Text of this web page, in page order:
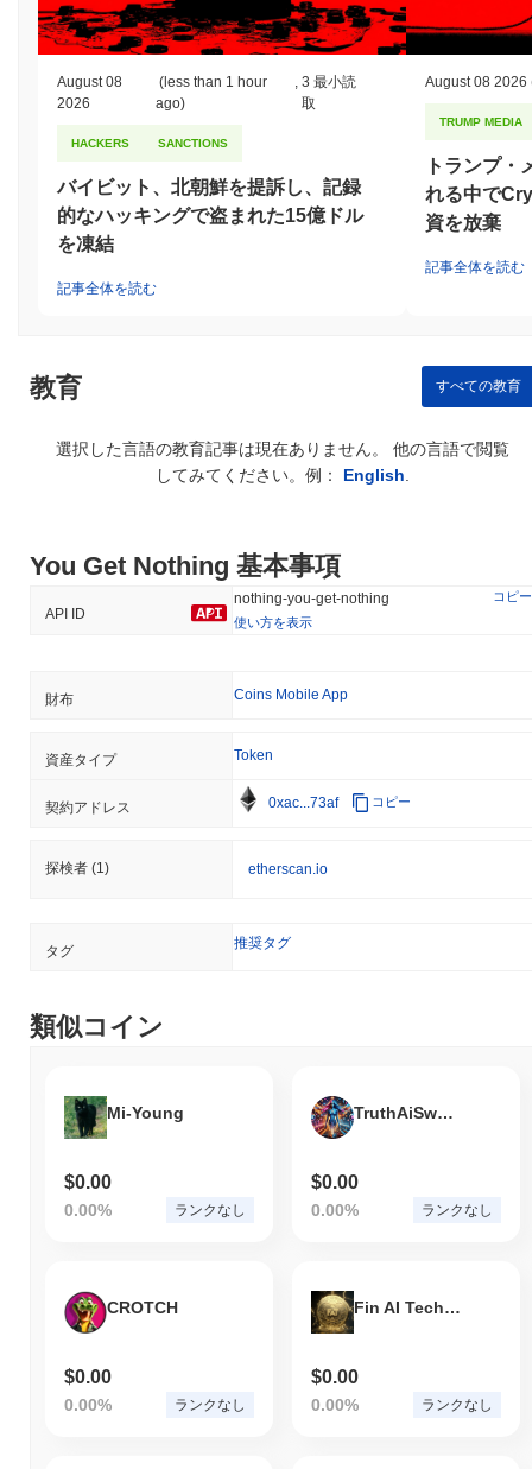
August 08
2026
(less than 1 hour
ago)
,3 最小読
取
HACKERS SANCTIONS
バイビット、北朝鮮を提訴し、記録
的なハッキングで盗まれた15億ドル
を凍結
記事全体を読む
August 08 2026
TRUMP MEDIA
トランプ・
れる中で
資を放棄
記事全体を読む
教育 すべての教育
選択した言語の教育記事は現在ありません。 他の言語で閲覧
してみてください。例： English
You Get Nothing 基本事項
API ID
nothing-you-get-nothing
コピー
使い方を表示
財布 Coins Mobile App
資産タイプ Token
契約アドレス 0xac...73af コピー
探検者 (1) etherscan.io
タグ 推奨タグ
類似コイン
Mi-Young
$0.00
0.00% ランクなし
TruthAiSwarm
$0.00
0.00% ランクなし
CROTCH
$0.00
0.00% ランクなし
Fin AI Tech Token
$0.00
0.00% ランクなし